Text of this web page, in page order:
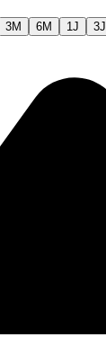
3M 6M 1J 3J